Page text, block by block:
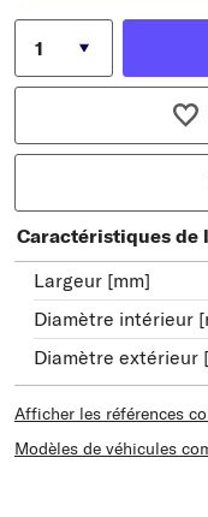
Caractéristiques de
Largeur [mm]
Diamètre intérieur
Diamètre extérieur
Afficher les références
Modèles de véhicules